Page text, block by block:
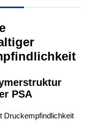
PSA
Druckempfindlichkeit